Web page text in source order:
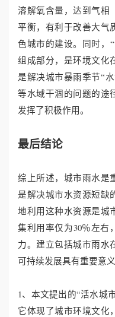
溶解氧含量，达到气相
平衡，有利于改善大气
色城市的建设。同时，
组成部分，是环境文化
是解决城市暴雨季节“
等水域干涸的问题的途
发挥了积极作用。
最后结论
综上所述，城市雨水是
是解决城市水资源短缺
地利用这种水资源是城
集利用率仅为30％左右
力。建立包括城市雨水
可持续发展具有重要意义
1、本文提出的“活水城
它体现了城市环境文化